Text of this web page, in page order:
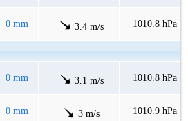
0 mm 3.4 m/s 1010.8 hPa
0 mm 3.1 m/s 1010.8 hPa
0 mm 3 m/s 1010.9 hPa